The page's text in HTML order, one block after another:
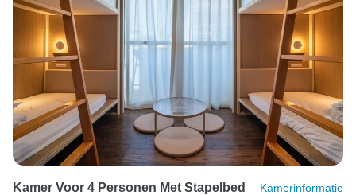
Kamer Voor 4 Personen Met Stapelbed Kamerinformatie